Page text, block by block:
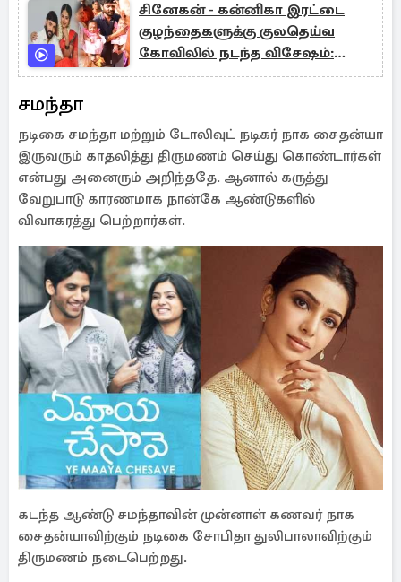
சினேகன் - கன்னிகா இரட்டை
குழந்தைகளுக்கு குலதெய்வ
கோவிலில் நடந்த விசேஷம்:
குவியும் வாழ்த்து
சமந்தா
நடிகை சமந்தா மற்றும் டோலிவுட் நடிகர் நாக சைதன்யா
இருவரும் காதலித்து திருமணம் செய்து கொண்டார்கள்
என்பது அனைரும் அறிந்ததே. ஆனால் கருத்து
வேறுபாடு காரணமாக நான்கே ஆண்டுகளில்
விவாகரத்து பெற்றார்கள்.
கடந்த ஆண்டு சமந்தாவின் முன்னாள் கணவர் நாக
சைதன்யாவிற்கும் நடிகை சோபிதா துலிபாலாவிற்கும்
திருமணம் நடைபெற்றது.